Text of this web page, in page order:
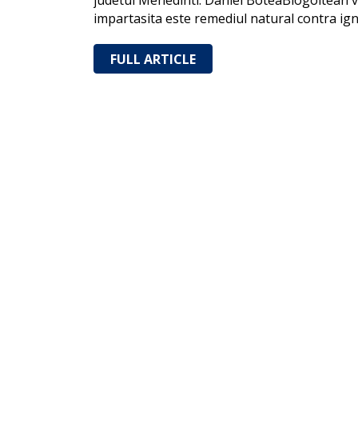
impartasita este remediul natural contra
FULL ARTICLE